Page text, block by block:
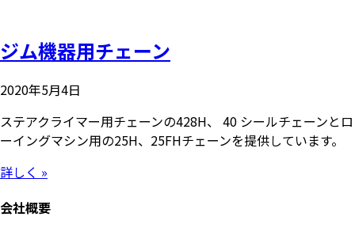
ジム機器用チェーン
2020年5月4日
ステアクライマー用チェーンの428H、 40 シールチェーンとロ
ーイングマシン用の25H、25FHチェーンを提供しています。
詳しく »
会社概要